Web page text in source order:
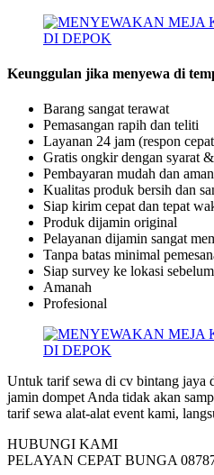
Keunggulan jika menyewa di
Barang sangat terawat
Pemasangan rapih dan teliti
Layanan 24 jam (respon
Gratis ongkir dengan syarat
Pembayaran mudah dan aman
Kualitas produk bersih dan
Siap kirim cepat dan tepat
Produk dijamin original
Pelayanan dijamin sangat
Tanpa batas minimal
Siap survey ke lokasi
Amanah
Profesional
Untuk tarif sewa di cv bintang jaya
jamin dompet Anda tidak akan
tarif sewa alat-alat event kami,
HUBUNGI KAMI
PELAYAN CEPAT BUNGA